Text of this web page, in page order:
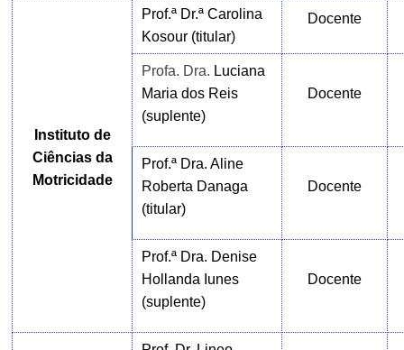
Instituto de
Ciências da
Motricidade
Prof.ª Dr.ª Carolina
Kosour (titular)
Docente
Profa. Dra. Luciana
Maria dos Reis
(suplente)
Docente
Prof.ª Dra. Aline
Roberta Danaga
(titular)
Docente
Prof.ª Dra. Denise
Hollanda Iunes
(suplente)
Docente